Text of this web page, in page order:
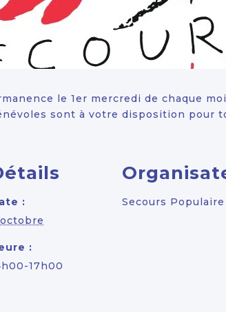
le 1er mercredi de chaque
sont à votre disposition pour
:
:
17h00
Secours Populaire